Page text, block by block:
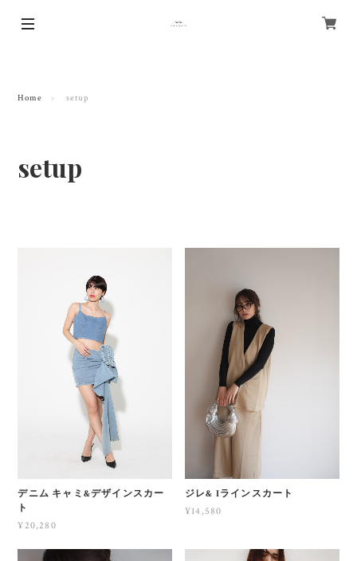
Home setup
setup
デニム キャミ&デザインスカー
ト
¥20,280
ジレ& Iラインスカート
¥14,580